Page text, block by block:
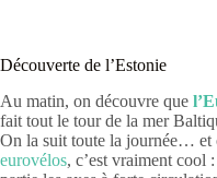
Découverte de l’Estonie
Au matin, on découvre que
fait tout le tour de la mer
On la suit toute la journée… et
eurovélos, c’est vraiment cool